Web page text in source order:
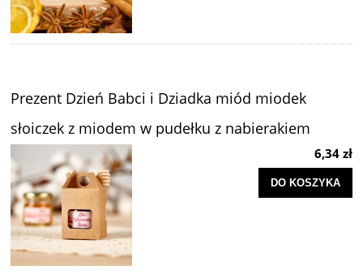
Prezent Dzień Babci i Dziadka miód miodek
słoiczek z miodem w pudełku z nabierakiem
6,34 zł
DO KOSZYKA